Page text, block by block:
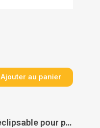
Ajouter au panier
Raccord rapide Stop déclipsable pour panneau de douche - DELABIE